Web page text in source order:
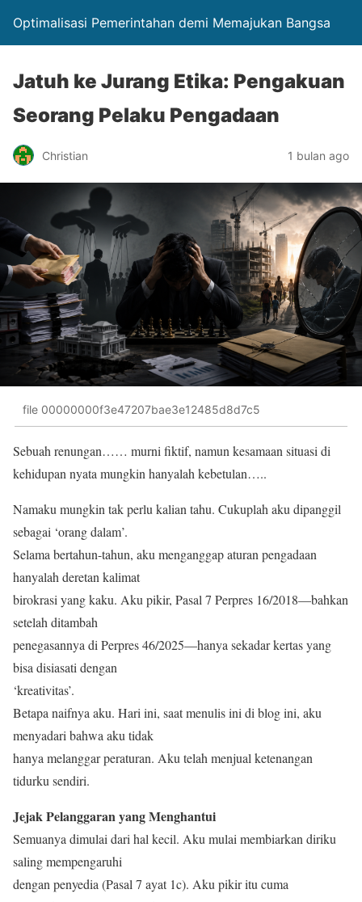
Optimalisasi Pemerintahan demi Memajukan Bangsa
Jatuh ke Jurang Etika: Pengakuan
Seorang Pelaku Pengadaan
Christian 1 bulan ago
file 00000000f3e47207bae3e12485d8d7c5
Sebuah renungan…… murni fiktif, namun kesamaan situasi di
kehidupan nyata mungkin hanyalah kebetulan…..
Namaku mungkin tak perlu kalian tahu. Cukuplah aku dipanggil
sebagai ‘orang dalam’.
Selama bertahun-tahun, aku menganggap aturan pengadaan
hanyalah deretan kalimat
birokrasi yang kaku. Aku pikir, Pasal 7 Perpres 16/2018—bahkan
setelah ditambah
penegasannya di Perpres 46/2025—hanya sekadar kertas yang
bisa disiasati dengan
‘kreativitas’.
Betapa naifnya aku. Hari ini, saat menulis ini di blog ini, aku
menyadari bahwa aku tidak
hanya melanggar peraturan. Aku telah menjual ketenangan
tidurku sendiri.
Jejak Pelanggaran yang Menghantui
Semuanya dimulai dari hal kecil. Aku mulai membiarkan diriku
saling mempengaruhi
dengan penyedia (Pasal 7 ayat 1c). Aku pikir itu cuma